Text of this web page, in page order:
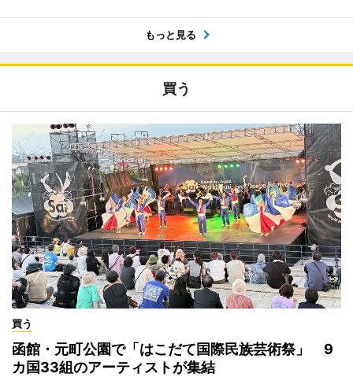
もっと見る
買う
買う
函館・元町公園で「はこだて国際民族芸術祭」 9
カ国33組のアーティストが集結